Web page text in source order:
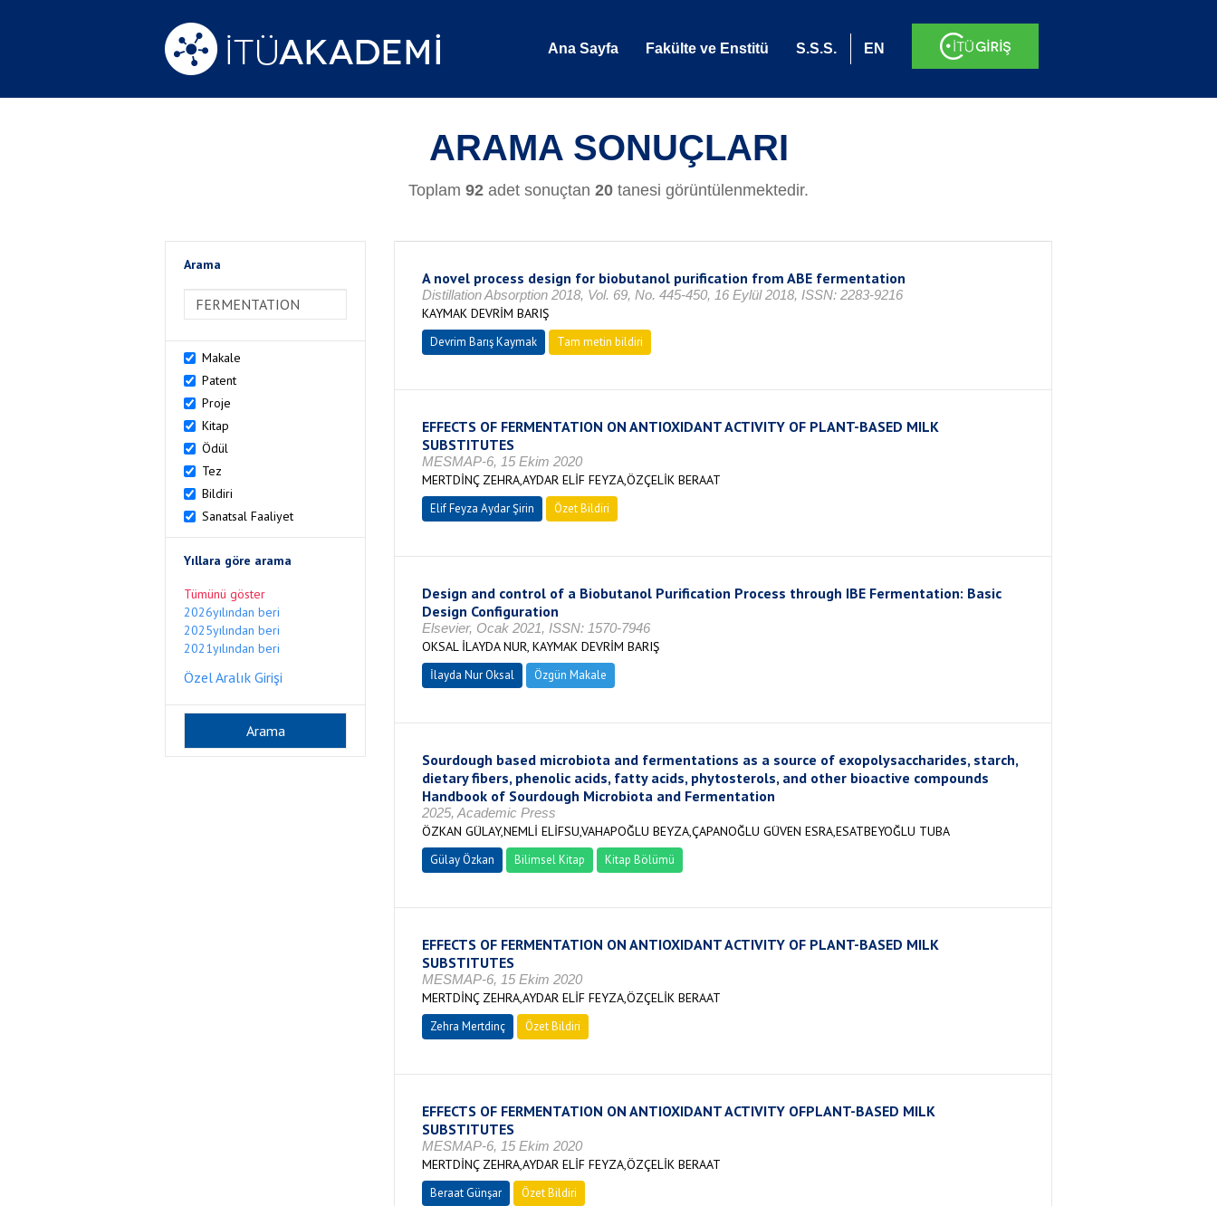
Ana Sayfa Fakülte ve Enstitü S.S.S. EN
ARAMA SONUÇLARI
Toplam 92 adet sonuçtan 20 tanesi görüntülenmektedir.
Arama
>Arama
Makale
Patent
Proje
Kitap
Ödül
Tez
Bildiri
Sanatsal Faaliyet
Yıllara göre arama
Tümünü göster
2026yılından beri
2025yılından beri
2021yılından beri
Özel Aralık Girişi
A novel process design for biobutanol purification from ABE fermentation
Distillation Absorption 2018, Vol. 69, No. 445-450, 16 Eylül 2018, ISSN: 2283-9216
KAYMAK DEVRİM BARIŞ
Devrim Barış Kaymak Tam metin bildiri
EFFECTS OF FERMENTATION ON ANTIOXIDANT ACTIVITY OF PLANT-BASED MILK
SUBSTITUTES
MESMAP-6, 15 Ekim 2020
MERTDİNÇ ZEHRA,AYDAR ELİF FEYZA,ÖZÇELİK BERAAT
Elif Feyza Aydar Şirin Özet Bildiri
Design and control of a Biobutanol Purification Process through IBE Fermentation: Basic
Design Configuration
Elsevier, Ocak 2021, ISSN: 1570-7946
OKSAL İLAYDA NUR, KAYMAK DEVRİM BARIŞ
İlayda Nur Oksal Özgün Makale
Sourdough based microbiota and fermentations as a source of exopolysaccharides, starch,
dietary fibers, phenolic acids, fatty acids, phytosterols, and other bioactive compounds
Handbook of Sourdough Microbiota and Fermentation
2025, Academic Press
ÖZKAN GÜLAY,NEMLİ ELİFSU,VAHAPOĞLU BEYZA,ÇAPANOĞLU GÜVEN ESRA,ESATBEYOĞLU TUBA
Gülay Özkan Bilimsel Kitap Kitap Bölümü
EFFECTS OF FERMENTATION ON ANTIOXIDANT ACTIVITY OF PLANT-BASED MILK
SUBSTITUTES
MESMAP-6, 15 Ekim 2020
MERTDİNÇ ZEHRA,AYDAR ELİF FEYZA,ÖZÇELİK BERAAT
Zehra Mertdinç Özet Bildiri
EFFECTS OF FERMENTATION ON ANTIOXIDANT ACTIVITY OFPLANT-BASED MILK
SUBSTITUTES
MESMAP-6, 15 Ekim 2020
MERTDİNÇ ZEHRA,AYDAR ELİF FEYZA,ÖZÇELİK BERAAT
Beraat Günşar Özet Bildiri